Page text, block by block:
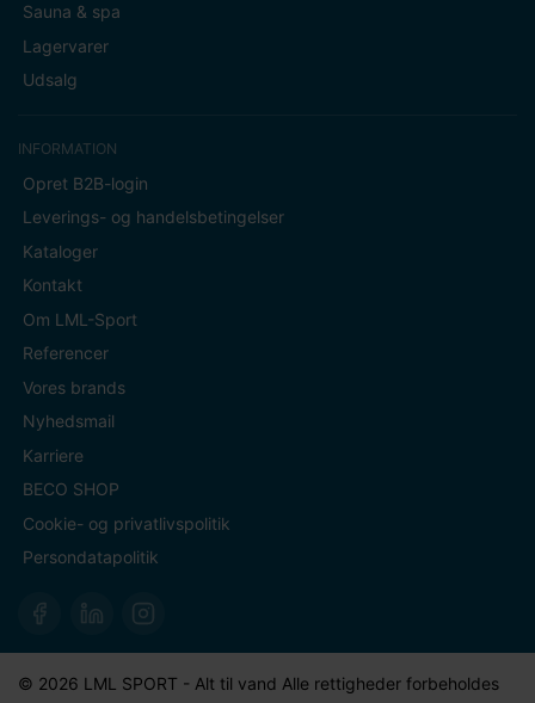
Sauna & spa
Lagervarer
Udsalg
INFORMATION
Opret B2B-login
Leverings- og handelsbetingelser
Kataloger
Kontakt
Om LML-Sport
Referencer
Vores brands
Nyhedsmail
Karriere
BECO SHOP
Cookie- og privatlivspolitik
Persondatapolitik
© 2026 LML SPORT - Alt til vand Alle rettigheder forbeholdes